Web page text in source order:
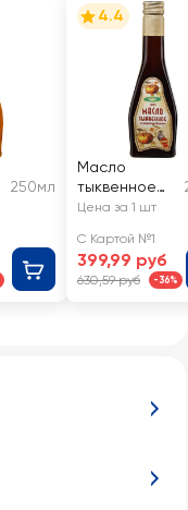
250мл
4.4
Масло
тыквенное
АРОМАТЫ
нерафиниро
ванное
Цена за 1 шт
С Картой №1
399,99 руб
630,59 руб -36%